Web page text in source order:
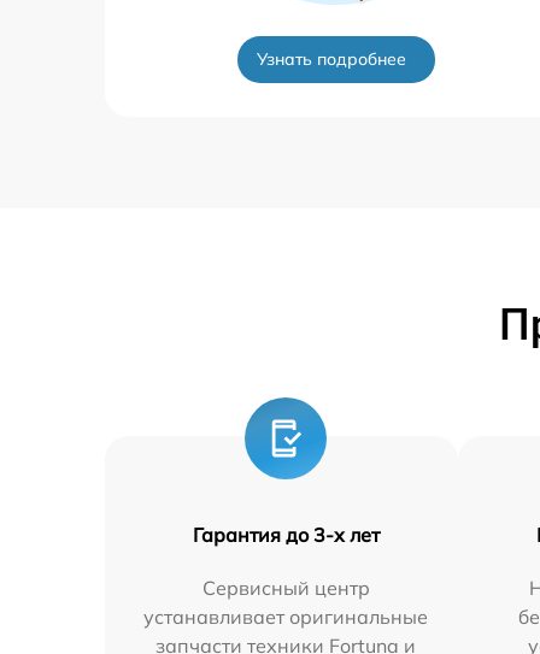
Узнать подробнее
Гарантия до 3-х лет
Сервисный центр
устанавливает оригинальные
запчасти техники Fortuna и